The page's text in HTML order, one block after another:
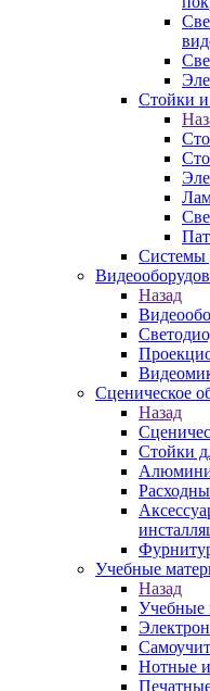
Стойки и
Системы
Назад
Сценическое
Назад
Стойки
Учебные
Назад
Учебные
Нотные